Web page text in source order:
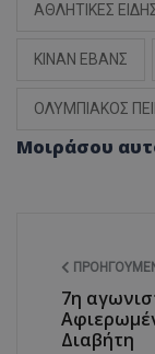
ΑΘΛΗΤΙΚΕΣ
ΚΙΝΑΝ ΕΒΑΝΣ
ΟΛΥΜΠΙΑΚΟΣ
Μοιράσου
7η
Διαβήτη